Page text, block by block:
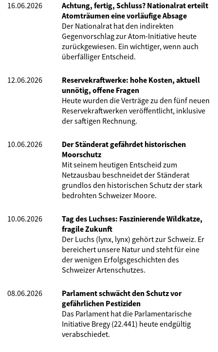
16.06.2026
Achtung, fertig, Schluss? Nationalrat erteilt
Atomträumen eine vorläufige Absage
Der Nationalrat hat den indirekten
Gegenvorschlag zur Atom-Initiative heute
zurückgewiesen. Ein wichtiger, wenn auch
überfälliger Entscheid.
12.06.2026
Reservekraftwerke: hohe Kosten, aktuell
unnötig, offene Fragen
Heute wurden die Verträge zu den fünf neuen
Reservekraftwerken veröffentlicht, inklusive
der saftigen Rechnung.
10.06.2026
Der Ständerat gefährdet historischen
Moorschutz
Mit seinem heutigen Entscheid zum
Netzausbau beschneidet der Ständerat
grundlos den historischen Schutz der stark
bedrohten Schweizer Moore.
10.06.2026
Tag des Luchses: Faszinierende Wildkatze,
fragile Zukunft
Der Luchs (lynx, lynx) gehört zur Schweiz. Er
bereichert unsere Natur und steht für eine
der wenigen Erfolgsgeschichten des
Schweizer Artenschutzes.
08.06.2026
Parlament schwächt den Schutz vor
gefährlichen Pestiziden
Das Parlament hat die Parlamentarische
Initiative Bregy (22.441) heute endgültig
verabschiedet.